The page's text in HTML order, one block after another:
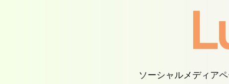
ソーシャルメディア